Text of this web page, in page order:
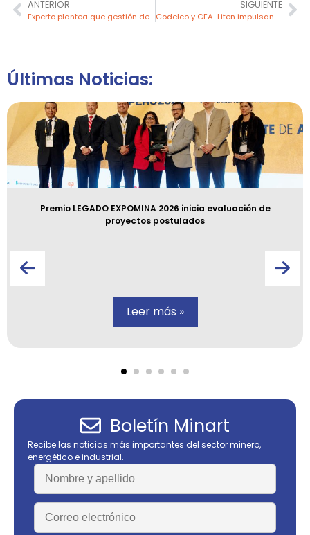
ANTERIOR
Experto plantea que gestión del agua en minería puede generar oportunidades para comunidades
SIGUIENTE
Codelco y CEA-Liten impulsan desarrollo tecnológico para una minería más sostenible
Últimas Noticias:
Premio LEGADO EXPOMINA 2026 inicia evaluación de
proyectos postulados
Leer más »
Boletín Minart
Recibe las noticias más importantes del sector minero,
energético e industrial.